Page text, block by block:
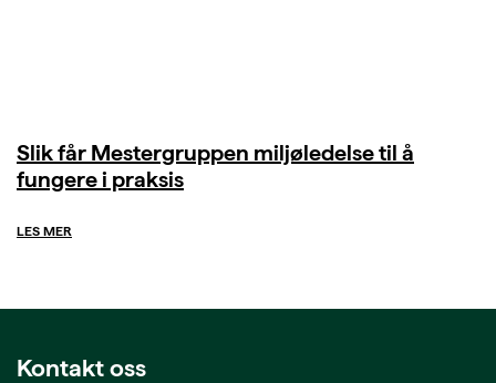
Slik får Mestergruppen miljøledelse til å
fungere i praksis
LES MER
Kontakt oss